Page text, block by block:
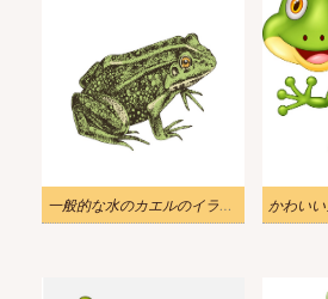
一般的な水のカエルのイラスト